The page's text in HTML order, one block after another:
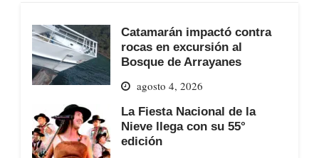
Catamarán impactó contra
rocas en excursión al
Bosque de Arrayanes
agosto 4, 2026
La Fiesta Nacional de la
Nieve llega con su 55°
edición